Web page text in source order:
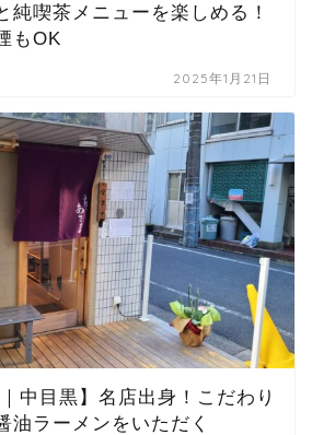
純喫茶メニューを楽しめる！
もOK
2025年1月21日
中目黒】名店出身！こだわり
油ラーメンをいただく